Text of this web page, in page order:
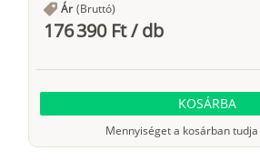
Ár (Bruttó)
176 390 Ft/db
KOSÁRBA
Mennyiséget a kosárban